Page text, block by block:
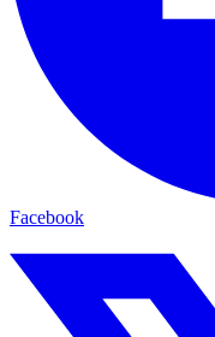
Facebook